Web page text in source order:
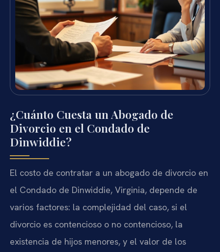
¿Cuánto Cuesta un Abogado de
Divorcio en el Condado de
Dinwiddie?
El costo de contratar a un abogado de divorcio en
el Condado de Dinwiddie, Virginia, depende de
varios factores: la complejidad del caso, si el
divorcio es contencioso o no contencioso, la
existencia de hijos menores, y el valor de los